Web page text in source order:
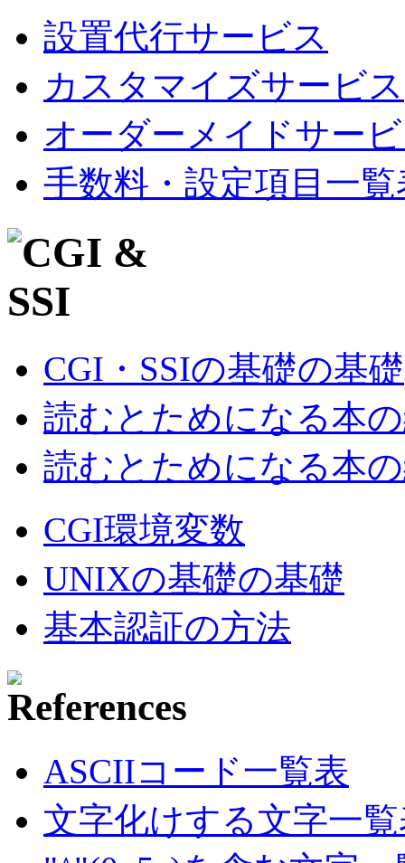
設置代行サービス
カスタマイズサービス
オーダーメイドサー
手数料・設定項目一覧
CGI・SSIの基礎の基礎
読むとためになる本
読むとためになる本
CGI環境変数
UNIXの基礎の基礎
基本認証の方法
ASCIIコード一覧表
文字化けする文字一